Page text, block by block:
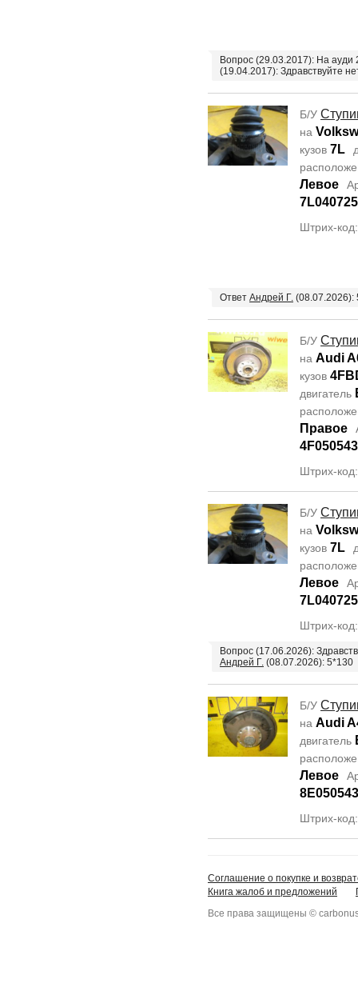
Вопрос (29.03.2017): На ауди
(19.04.2017): Здравствуйте
Б/У
на
кузов 7L
Левое
Штрих-
Ответ Андрей Г. (08.07.2026):
Б/У
на Audi
кузов
двигатель
Правое
Штрих-
Б/У
на
кузов 7L
Левое
Штрих-
Вопрос (17.06.2026):
Андрей Г. (08.07.2026): 5*130
Б/У
на Audi
двигатель
Левое
Штрих-
Соглашение о покупке и
Книга жалоб и предложений
Все права защищены ©